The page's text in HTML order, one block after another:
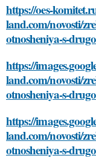
https://oes-
land.com/novosti/
otnosheniya-s-
https://
land.com/novosti/
otnosheniya-s-
https://
land.com/novosti/
otnosheniya-s-